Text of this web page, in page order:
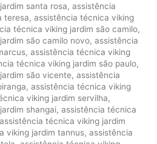
santa rosa, assistência
teresa, assistência técnica viking
técnica viking jardim são camilo,
são camilo novo, assistência
, assistência técnica viking
técnica viking jardim são paulo,
são vicente, assistência
, assistência técnica viking
viking jardim servilha,
shangai, assistência técnica
assistência técnica viking jardim
viking jardim tannus, assistência